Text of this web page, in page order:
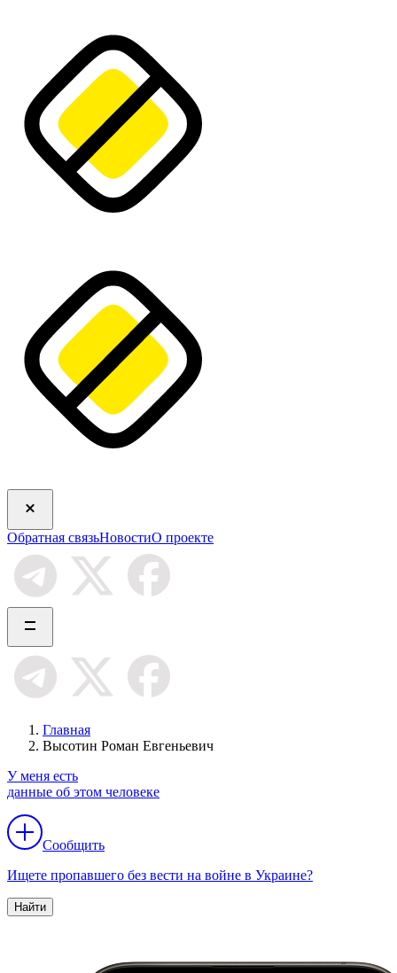
Обратная связьНовостиО проекте
Главная
Высотин Роман Евгеньевич
У меня есть
данные об этом человеке
Сообщить
Ищете пропавшего без вести на войне в Украине?
Найти